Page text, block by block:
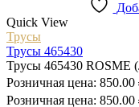
Quick View
Трусы
Трусы 465430
Трусы 465430 ROSME
Розничная цена: 850.00
Розничная цена: 850.00